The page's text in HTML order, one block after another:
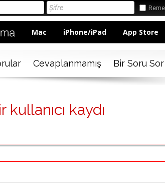
Mac iPhone/iPad App Store
Cevaplanmamış Bir Soru Sor
kullanıcı kaydı